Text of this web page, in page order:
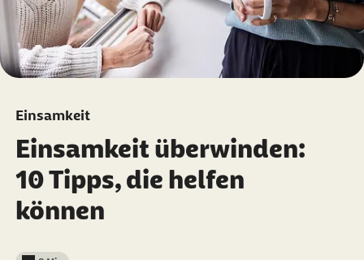
Einsamkeit
Einsamkeit überwinden:
10 Tipps, die helfen
können